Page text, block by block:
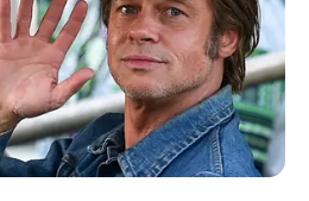
operativo, el valor de la
más rápido que la
disolvió en segundos.
por los callejones, azoteas